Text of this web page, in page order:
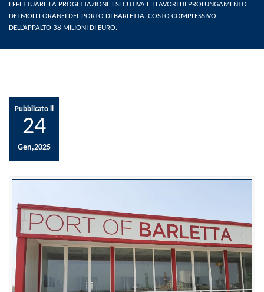
EFFETTUARE LA PROGETTAZIONE ESECUTIVA E I LAVORI DI PROLUNGAMENTO
DEI MOLI FORANEI DEL PORTO DI BARLETTA. COSTO COMPLESSIVO
DELL’APPALTO 38 MILIONI DI EURO.
Pubblicato il
24
Gen,2025